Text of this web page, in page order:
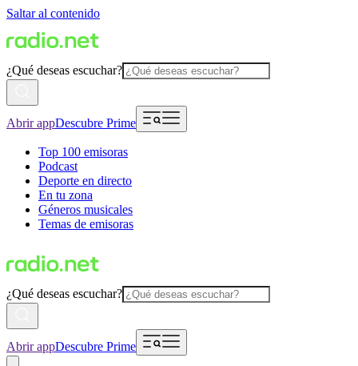
Saltar al contenido
¿Qué deseas escuchar?
Abrir appDescubre Prime
Top 100 emisoras
Podcast
Deporte en directo
En tu zona
Géneros musicales
Temas de emisoras
¿Qué deseas escuchar?
Abrir appDescubre Prime